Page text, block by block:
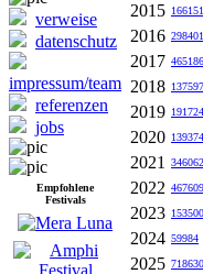
verweise
datenschutz
impressum/team
referenzen
jobs
Empfohlene
Festivals
2015 166151
2016 298401
2017 465186
2018
2019
2020
2021 346062
2022 467609
2023 153500
2024 59984
2025 718630